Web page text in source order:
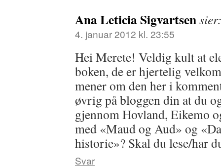
Ana Leticia Sigvartsen
4. januar 2012 kl. 23:55
Hei Merete! Veldig kult at
boken, de er hjertelig
mener om den her i
øvrig på bloggen din at du
gjennom Hovland, Eikemo
med «Maud og Aud» og
historie»? Skal du lese/har
Svar